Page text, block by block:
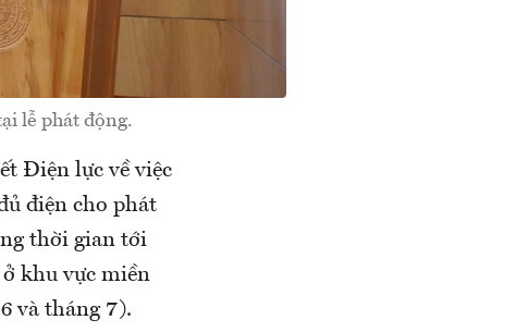
lễ phát động.
Điện lực về việc
điện cho phát
thời gian tới
khu vực miền
và tháng 7).